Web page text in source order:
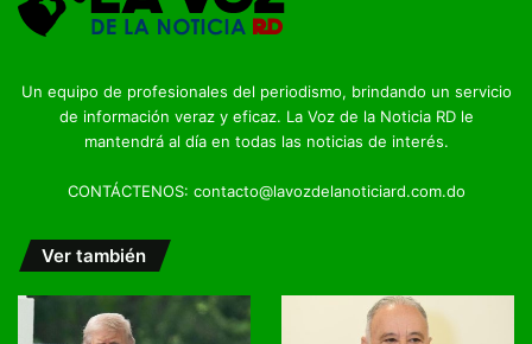
Un equipo de profesionales del periodismo, brindando un servicio
de información veraz y eficaz. La Voz de la Noticia RD le
mantendrá al día en todas las noticias de interés.
CONTÁCTENOS: contacto@lavozdelanoticiard.com.do
Ver también